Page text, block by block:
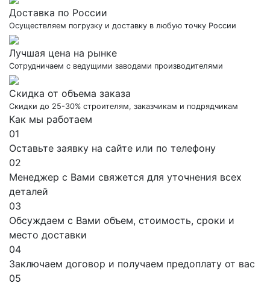
Доставка по России
Осуществляем погрузку и доставку в любую точку России
Лучшая цена на рынке
Сотрудничаем с ведущими заводами производителями
Скидка от объема заказа
Скидки до 25-30% строителям, заказчикам и подрядчикам
Как мы работаем
01
Оставьте заявку на сайте или по телефону
02
Менеджер с Вами свяжется для уточнения всех
деталей
03
Обсуждаем с Вами объем, стоимость, сроки и
место доставки
04
Заключаем договор и получаем предоплату от вас
05